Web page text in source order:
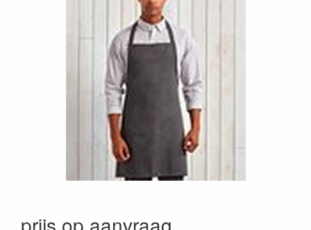
prijs op aanvraag